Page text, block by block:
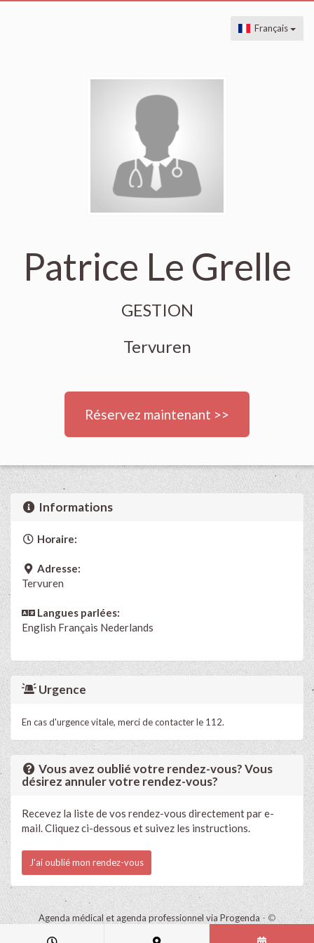
Français
Patrice Le Grelle
GESTION
Tervuren
Réservez maintenant >>
Informations
Horaire:
Adresse:
Tervuren
Langues parlées:
English Français Nederlands
Urgence
En cas d'urgence vitale, merci de contacter le 112.
Vous avez oublié votre rendez-vous? Vous
désirez annuler votre rendez-vous?
Recevez la liste de vos rendez-vous directement par e-
mail. Cliquez ci-dessous et suivez les instructions.
J'ai oublié mon rendez-vous
Agenda médical et agenda professionnel via Progenda - ©